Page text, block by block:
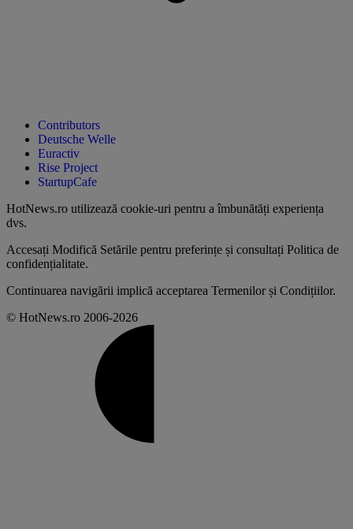
Contributors
Deutsche Welle
Euractiv
Rise Project
StartupCafe
HotNews.ro utilizează cookie-uri pentru a îmbunătăți experiența
dvs.
Accesați Modifică Setările pentru preferințe și consultați Politica de
confidențialitate.
Continuarea navigării implică acceptarea Termenilor și Condițiilor.
© HotNews.ro 2006-2026